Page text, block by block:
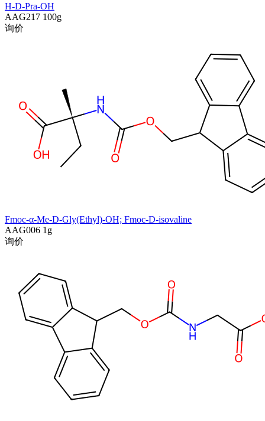
H-D-Pra-OH
AAG217 100g
询价
Fmoc-α-Me-D-Gly(Ethyl)-OH; Fmoc-D-isovaline
AAG006 1g
询价